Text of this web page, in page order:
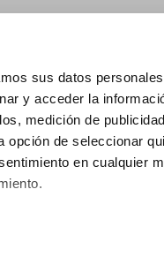
sus datos
y acceder la
medición de
opción de seleccionar
en cualquier